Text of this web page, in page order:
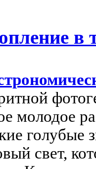
в
молодое
голубые
свет,